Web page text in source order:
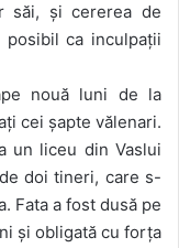
săi, și cererea de
ca inculpații
nouă luni de la
cei șapte vălenari.
un liceu din Vaslui
doi tineri, care s-
Fata a fost dusă pe
și obligată cu forța